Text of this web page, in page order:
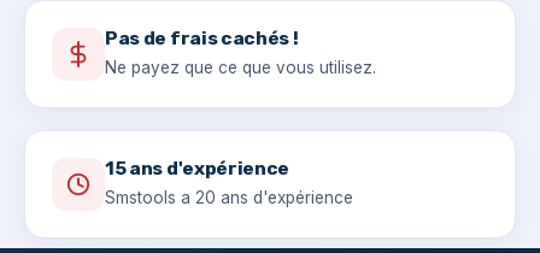
Pas de frais cachés !
Ne payez que ce que vous utilisez.
15 ans d'expérience
Smstools a 20 ans d'expérience